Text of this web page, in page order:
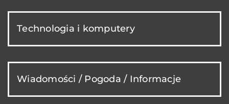
Technologia i komputery
Wiadomości / Pogoda / Informacje